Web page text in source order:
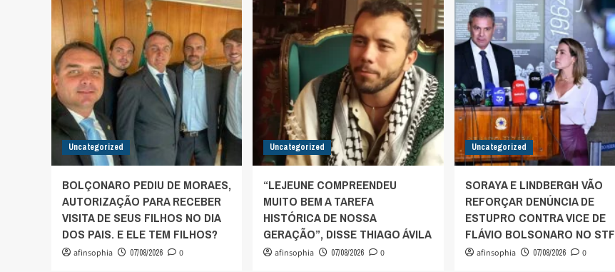
Uncategorized
BOLÇONARO PEDIU DE MORAES,
AUTORIZAÇÃO PARA RECEBER
VISITA DE SEUS FILHOS NO DIA
DOS PAIS. E ELE TEM FILHOS?
afinsophia 07/08/2026 0
Uncategorized
“LEJEUNE COMPREENDEU
MUITO BEM A TAREFA
HISTÓRICA DE NOSSA
GERAÇÃO”, DISSE THIAGO ÁVILA
afinsophia 07/08/2026 0
Uncategorized
SORAYA E LINDBERGH VÃO
REFORÇAR DENÚNCIA DE
ESTUPRO CONTRA VICE DE
FLÁVIO BOLSONARO NO STF
afinsophia 07/08/2026 0